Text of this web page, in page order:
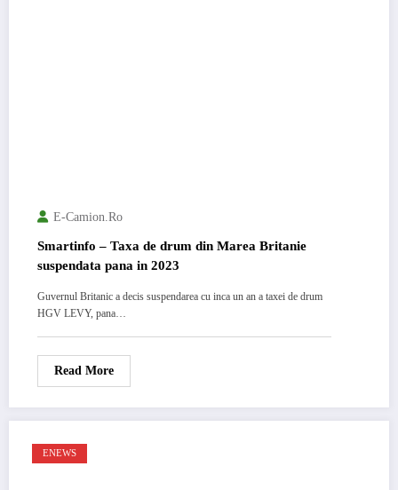
E-Camion.ro
Smartinfo – Taxa de drum din Marea Britanie
suspendata pana in 2023
Guvernul Britanic a decis suspendarea cu inca un an a taxei de drum
HGV LEVY, pana…
Read More
ENEWS